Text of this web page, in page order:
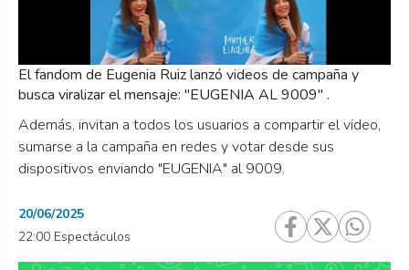
Además, invitan a todos los usuarios a compartir el video,
sumarse a la campaña en redes y votar desde sus
dispositivos enviando "EUGENIA" al 9009.
El fandom de Eugenia Ruiz lanzó videos de campaña y
busca viralizar el mensaje: "EUGENIA AL 9009" .
20/06/2025
22:00 Espectáculos